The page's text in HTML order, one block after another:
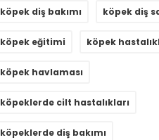
köpek diş bakımı köpek diş
köpek eğitimi köpek
köpek havlaması
köpeklerde cilt hastalıkları
köpeklerde diş bakımı